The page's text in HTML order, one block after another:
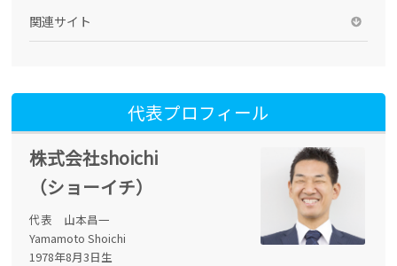
関連サイト
代表プロフィール
株式会社shoichi
（ショーイチ）
代表 山本昌一
Yamamoto Shoichi
1978年8月3日生